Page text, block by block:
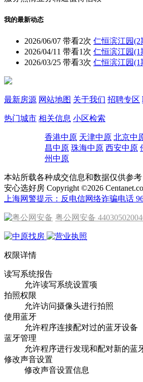
我的最新动态
2026/06/07 带看2次 仁恒滨江园(2
2026/04/11 带看1次 仁恒滨江园(1
2026/03/25 带看3次 仁恒滨江园(1
最新房源 网站地图 关于我们 招聘专区
热门城市 相关信息 小区检索
香港中原 天津中原 北京中
昌中原 珠海中原 西安中原
州中原
本站所载各种成交信息和数据仅供参
安心选好房 Copyright ©2026
上海网警提示：反电信网络诈骗电话
粤公网安备
权限详情
读写系统报告
允许读写系统设置项
拍照权限
允许访问摄像头进行拍照
使用蓝牙
允许程序连接配对过的蓝牙设备
蓝牙管理
允许程序进行发现和配对新的蓝
修改声音设置
修改声音设置信息